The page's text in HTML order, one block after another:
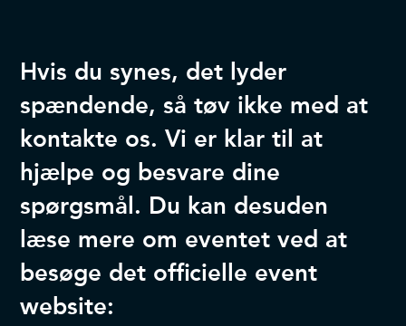
Hvis du synes, det lyder
spændende, så tøv ikke med at
kontakte os. Vi er klar til at
hjælpe og besvare dine
spørgsmål. Du kan desuden
læse mere om eventet ved at
besøge det officielle event
website: